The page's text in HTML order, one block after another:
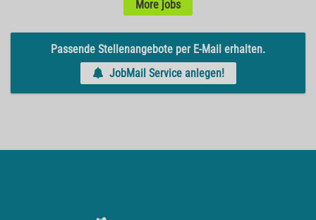
More jobs
Passende Stellenangebote per E-Mail erhalten.
JobMail Service anlegen!